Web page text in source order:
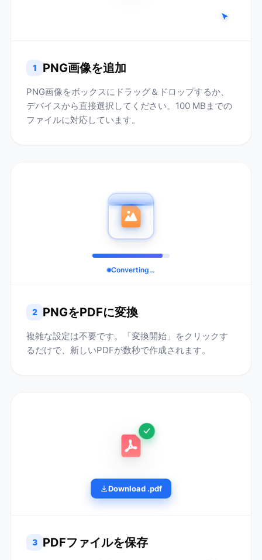
1 PNG画像を追加
PNG画像をボックスにドラッグ＆ドロップするか、
デバイスから直接選択してください。100 MBまでの
ファイルに対応しています。
Converting…
2 PNGをPDFに変換
複雑な設定は不要です。「変換開始」をクリックす
るだけで、新しいPDFが数秒で作成されます。
Download .pdf
3 PDFファイルを保存